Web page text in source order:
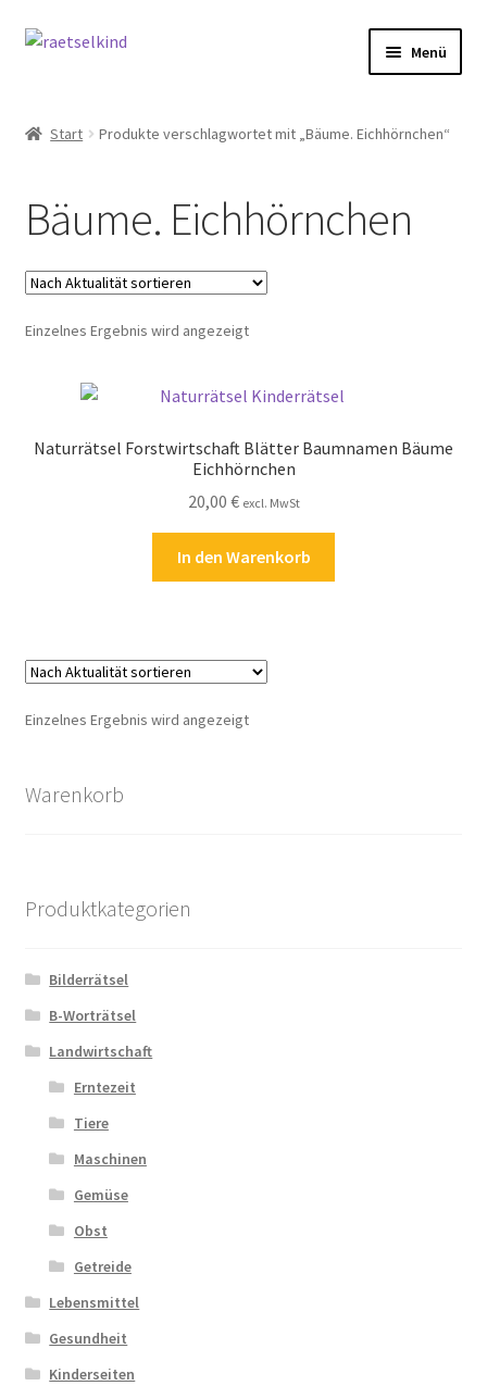
Zur
Zum
Menü
Cookie-Richtlinie (EU)
Datenschutzbelehrung
Echtheit von Bewertungen
Impressum
Mein Konto
Über Rätselkind
Warenkorb
Widerrufsbelehrung
Zahlungsarten
Start Produkte verschlagwortet mit „Bäume. Eichhörnchen“
Bäume. Eichhörnchen
Einzelnes Ergebnis wird angezeigt
Naturrätsel Forstwirtschaft Blätter Baumnamen Bäume
Eichhörnchen
20,00 € excl. MwSt
In den Warenkorb
Einzelnes Ergebnis wird angezeigt
Warenkorb
Produktkategorien
Bilderrätsel
B-Worträtsel
Landwirtschaft
Erntezeit
Tiere
Maschinen
Gemüse
Obst
Getreide
Lebensmittel
Gesundheit
Kinderseiten